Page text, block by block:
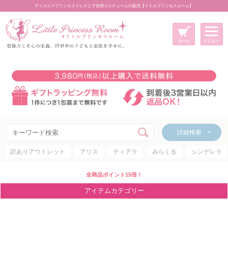
ディズニープリンセスドレスと子供用コスチュームの販売【リトルプリンセスルーム】
詳細検索 >
訳ありアウトレット アリス ティアラ みらくる シンデレラ
全商品ポイント15倍！
アイテムカテゴリー
新規会員登録
マイページ
カート
詳細検索 >
アイテムカテゴリー
ディズニープリンセス
ディズニキャラクター